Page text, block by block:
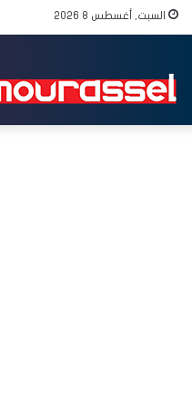
السبت, أغسطس 8 2026